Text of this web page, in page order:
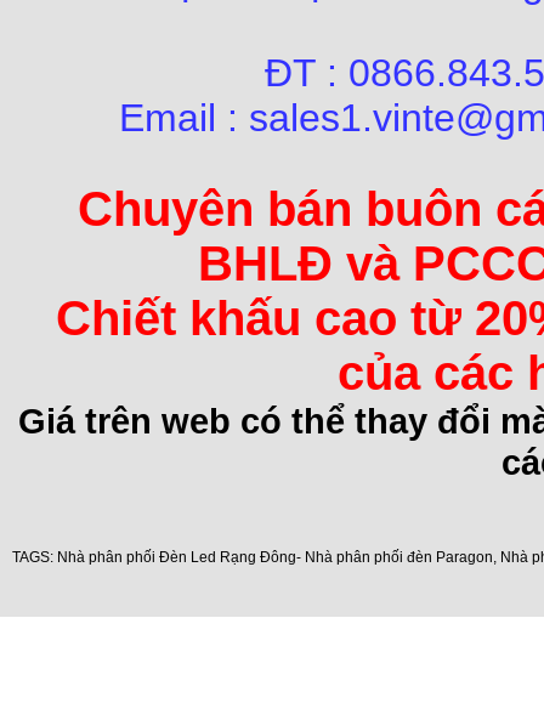
ĐT :
Email :
Chuyên bán buôn
BHLĐ và
Chiết khấu cao từ
của các
Giá trên web có thể thay đổi
TAGS: Nhà phân phối Đèn Led Rạng Đông- Nhà phân phối đèn Paragon, Nhà